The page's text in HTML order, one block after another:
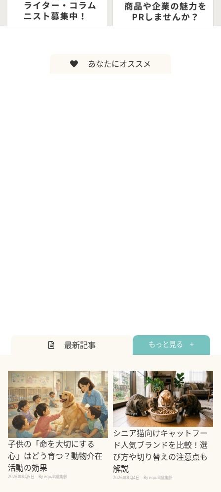
あなたにオススメ
最新記事 もっと見る +
子供の「命を大切にする
心」はどう育つ？動物介在
活動の効果
2026年8月5日 By equall編集部
シニア猫向けキャットフー
ド人気ブランドを比較！選
び方や切り替えの注意点も
解説
2026年8月4日 By equall編集部